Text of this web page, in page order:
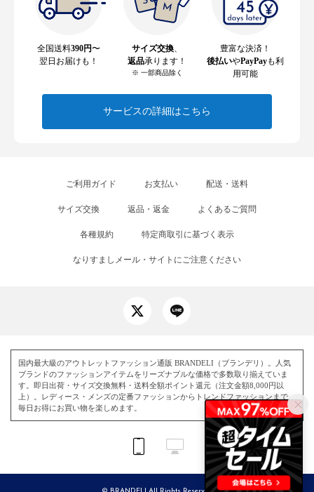
全国送料390円〜
翌日お届けも！
サイズ交換
返品承ります！
※ 一部商品除く
豊富な決済！
後払いやPayPayも利
用可能
サービスの詳細はこちら
ご利用ガイド お支払い 配送・送料
サイズ交換 返品・返金 よくあるご質問
各種規約 特定商取引に基づく表示
なりすましメール・サイトにご注意ください
国内最大級のアウトレットファッション通販 BRANDELI（ブランデリ）。人気
ブランドのファッションアイテムをリーズナブルな価格で多数取り揃えていま
す。即日出荷・サイズ交換無料・送料全額ポイント還元（注文金額8,000円以
上）。レディース・メンズの定番ファッションからトレンドファッションまで、
毎日お得にお買い物を楽しめます。